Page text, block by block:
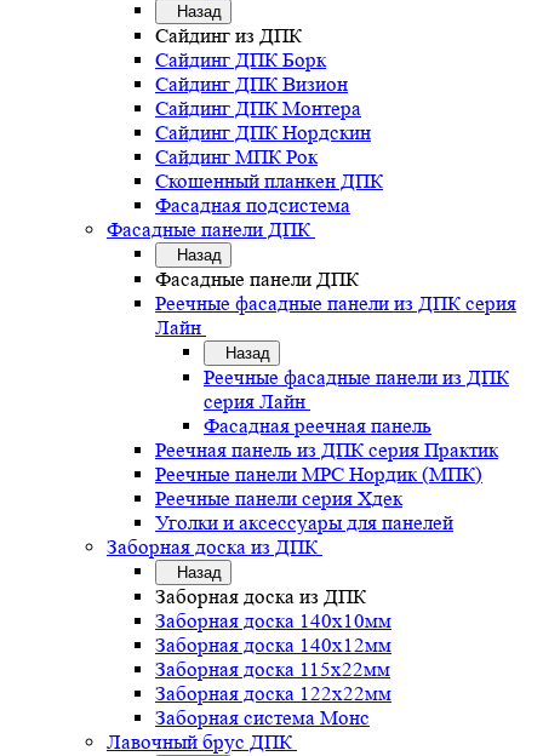
Назад
Сайдинг из ДПК
Сайдинг ДПК Борк
Сайдинг ДПК Визион
Сайдинг ДПК Монтера
Сайдинг ДПК Нордскин
Сайдинг МПК Рок
Скошенный планкен ДПК
Фасадная подсистема
Фасадные панели ДПК
Назад
Фасадные панели ДПК
Реечные фасадные панели из ДПК серия
Лайн
Назад
Реечные фасадные панели из ДПК
серия Лайн
Фасадная реечная панель
Реечная панель из ДПК серия Практик
Реечные панели MPC Нордик (МПК)
Реечные панели серия Хдек
Уголки и аксессуары для панелей
Заборная доска из ДПК
Назад
Заборная доска из ДПК
Заборная доска 140х10мм
Заборная доска 140х12мм
Заборная доска 115х22мм
Заборная доска 122х22мм
Заборная система Монс
Лавочный брус ДПК